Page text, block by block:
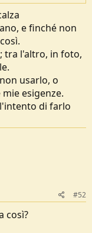
e finché non
tra l'altro, in foto,
usarlo, o
esigenze.
di farlo
#52
così?